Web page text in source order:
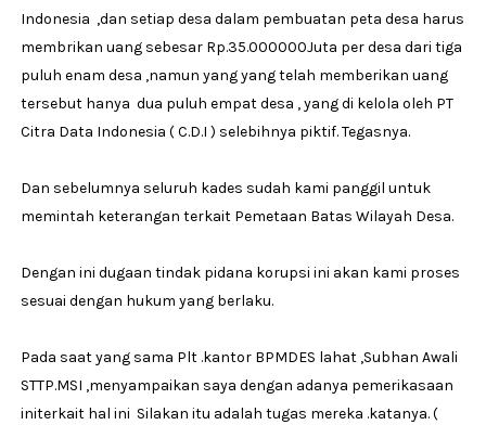
Indonesia ,dan setiap desa dalam pembuatan peta desa harus
membrikan uang sebesar Rp.35.000000Juta per desa dari tiga
puluh enam desa ,namun yang yang telah memberikan uang
tersebut hanya dua puluh empat desa , yang di kelola oleh PT
Citra Data Indonesia ( C.D.I ) selebihnya piktif. Tegasnya.
Dan sebelumnya seluruh kades sudah kami panggil untuk
memintah keterangan terkait Pemetaan Batas Wilayah Desa.
Dengan ini dugaan tindak pidana korupsi ini akan kami proses
sesuai dengan hukum yang berlaku.
Pada saat yang sama Plt .kantor BPMDES lahat ,Subhan Awali
STTP.MSI ,menyampaikan saya dengan adanya pemerikasaan
initerkait hal ini Silakan itu adalah tugas mereka .katanya. (